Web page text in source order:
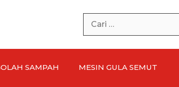
Cari
SAMPAH MESIN GULA SEMUT